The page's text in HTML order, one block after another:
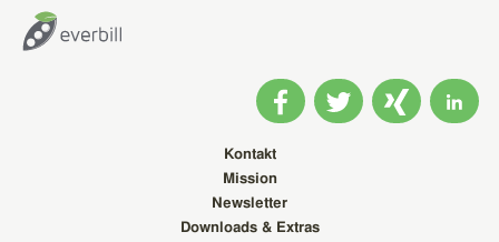
Kontakt
Mission
Newsletter
Downloads & Extras